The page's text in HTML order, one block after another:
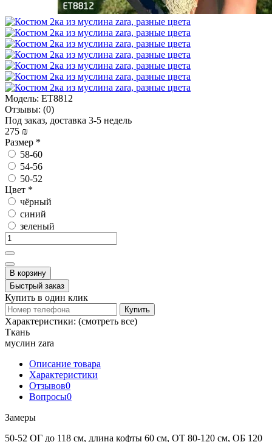
Модель: ET8812
Отзывы: (0)
Под заказ, доставка 3-5 недель
275 ₪
Размер *
58-60
54-56
50-52
Цвет *
чёрный
синий
зеленый
В корзину
Быстрый заказ
Купить в один клик
Купить
Характеристики: (смотреть все)
Ткань
муслин zara
Описание товара
Характеристики
Отзывов0
Вопросы0
Замеры
50-52 ОГ до 118 см, длина кофты 60 см, ОТ 80-120 см, ОБ 120